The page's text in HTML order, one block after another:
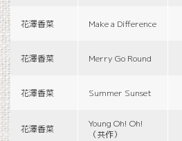
花澤香菜 Make a Difference
花澤香菜 Merry Go Round
花澤香菜 Summer Sunset
花澤香菜
Young Oh! Oh!
（共作）